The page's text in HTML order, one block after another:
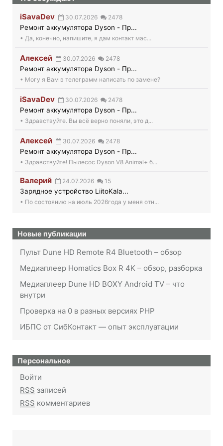
iSavaDev 30.07.2026 2478
Ремонт аккумулятора Dyson - Пр...
• Да, конечно, напишите, я дам контакт мас...
Алексей 30.07.2026 2478
Ремонт аккумулятора Dyson - Пр...
• Могу я Вам в телеграмм написать по замене?
iSavaDev 30.07.2026 2478
Ремонт аккумулятора Dyson - Пр...
• Здравствуйте. Вы всё верно поняли, это д...
Алексей 30.07.2026 2478
Ремонт аккумулятора Dyson - Пр...
• Здравствуйте! Пылесос Dyson V8 Animal+ б...
Валерий 24.07.2026 15
Зарядное устройство LiitoKala...
• По состоянию на июль 2026года у меня отн...
Новые публикации
Пульт Dune HD Remote R4 Bluetooth – обзор
Медиаплеер Homatics Box R 4K – обзор, разборка
Медиаплеер Dune HD BOXY Android TV – что
внутри
Проверка на 0 в разных версиях PHP
ИБПС от СибКонтакт — опыт эксплуатации
Персональное
Войти
RSS записей
RSS комментариев